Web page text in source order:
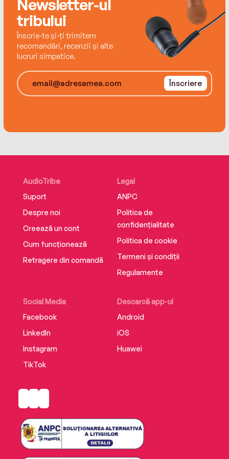
This title is part of theCarina Press Romance
Promise: all the romance you’re looking for with
an HEA/HFN. It’s a promise!
Newsletter-ul
tribului
Înscrie-te și-ți trimitem
recomandări, recenzii și alte
lucruri simpatice.
Înscriere
AudioTribe
Suport
Despre noi
Creează un cont
Cum funcționează
Retragere din comandă
Social Media
Facebook
LinkedIn
Instagram
TikTok
Descarcă app-ul
Android
iOS
Huawei
Legal
ANPC
Politica de
confidențialitate
Politica de cookie
Termeni și condiții
Regulamente